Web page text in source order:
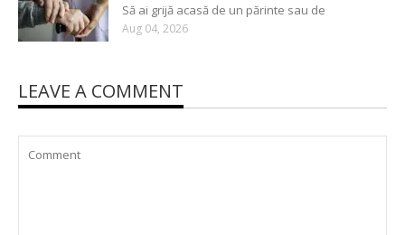
Să ai grijă acasă de un părinte sau de
Aug 04, 2026
LEAVE A COMMENT